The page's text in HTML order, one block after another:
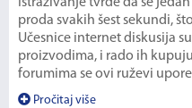
proda svakih šest sekundi,
Učesnice internet diskusija
proizvodima, i rado ih
forumima se ovi ruževi
Pročitaj više